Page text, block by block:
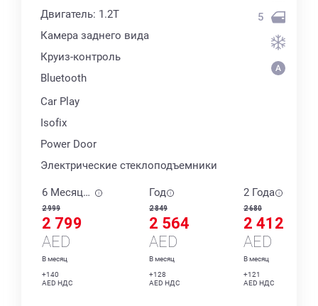
Двигатель: 1.2T
Камера заднего вида
Круиз-контроль
Bluetooth
Car Play
Isofix
Power Door
Электрические стеклоподъемники
5
6 Месяцев
2 999
2 799
AED
В месяц
+140
AED НДС
Год
2 849
2 564
AED
В месяц
+128
AED НДС
2 Года
2 680
2 412
AED
В месяц
+121
AED НДС